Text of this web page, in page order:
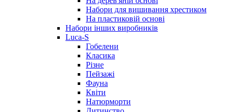
Набори для вишивання хрестиком
На пластиковій основі
Набори інших виробників
Luca-S
Гобелени
Класика
Різне
Пейзажі
Фауна
Квіти
Натюрморти